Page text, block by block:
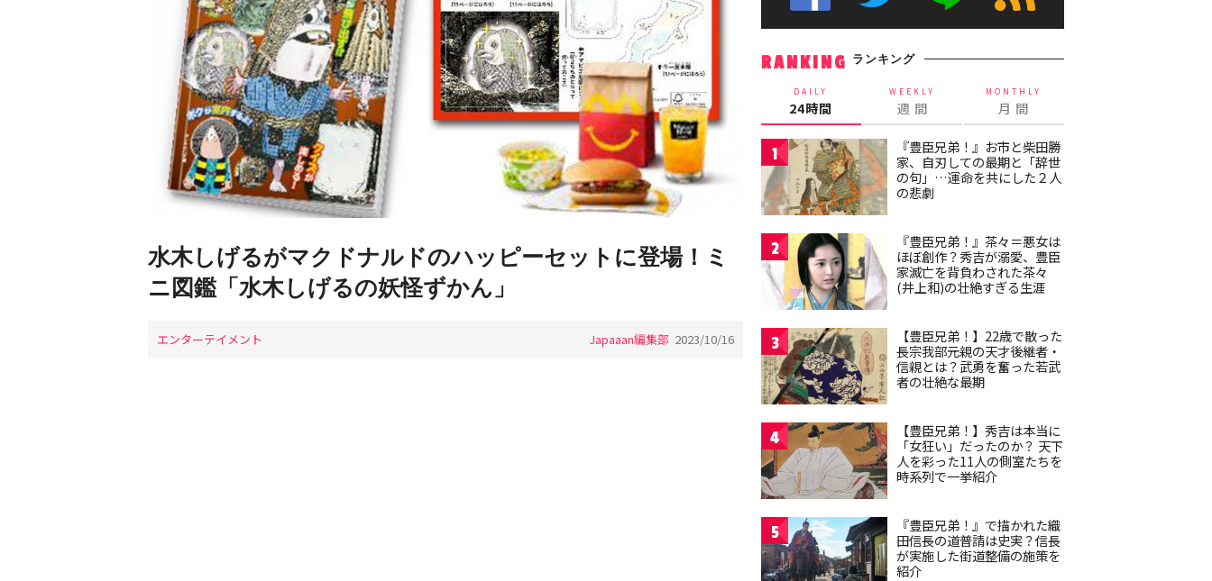
水木しげるがマクドナルドのハッピーセットに登場！ミ
ニ図鑑「水木しげるの妖怪ずかん」
エンターテイメント Japaaan編集部 2023/10/16
RANKING ランキング
DAILY
24時間
WEEKLY
週 間
MONTHLY
月 間
1
『豊臣兄弟！』お市と柴田勝
家、自刃しての最期と「辞世
の句」…運命を共にした２人
の悲劇
2
『豊臣兄弟！』茶々＝悪女は
ほぼ創作？秀吉が溺愛、豊臣
家滅亡を背負わされた茶々
(井上和)の壮絶すぎる生涯
3
【豊臣兄弟！】22歳で散った
長宗我部元親の天才後継者・
信親とは？武勇を奮った若武
者の壮絶な最期
4
【豊臣兄弟！】秀吉は本当に
「女狂い」だったのか？ 天下
人を彩った11人の側室たちを
時系列で一挙紹介
5
『豊臣兄弟！』で描かれた織
田信長の道普請は史実？信長
が実施した街道整備の施策を
紹介